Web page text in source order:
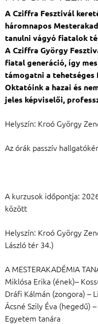
A Cziffra Fesztivál
háromnapos
tanulni vágyó fiatalok
A Cziffra György
fiatal generáció, így
támogatni a tehetséges
Oktatóink a hazai és
jeles képviselői,
Helyszín: Kroó György
Az órák passzív
A kurzusok időpontja:
között
Helyszín: Kroó György
László tér 34.)
A MESTERAKADÉMIA
Miklósa Erika (ének)–
Dráfi Kálmán (zongora) –
Ácsné Szily Éva (hegedű)
Egyetem tanára